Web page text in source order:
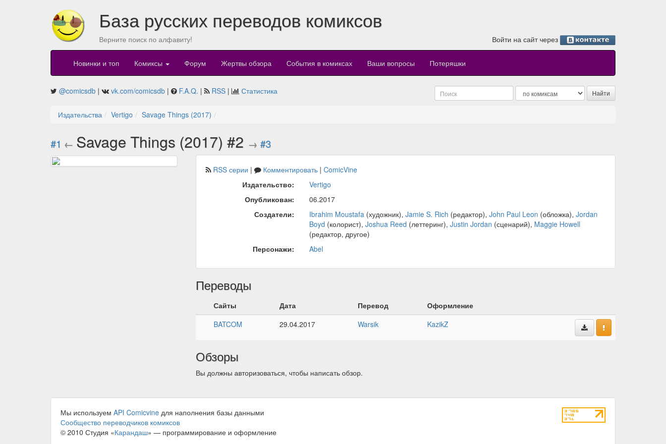
База русских переводов комиксов
Верните поиск по алфавиту! Войти на сайт через
Новинки и топ Комиксы Форум Жертвы обзора События в комиксах Ваши вопросы Потеряшки
@comicsdb | vk.com/comicsdb | F.A.Q. | RSS | Статистика
Издательства Vertigo Savage Things (2017)
#1 ← Savage Things (2017) #2 → #3
RSS серии | Комментировать| ComicVine
Издательство:
Vertigo
Опубликован:
06.2017
Создатели:
Ibrahim Moustafa(художник), Jamie S. Rich (редактор), John Paul Leon (обложка), Jordan
Boyd (колорист), Joshua Reed (леттеринг), Justin Jordan (сценарий), Maggie Howell
(редактор, другое)
Персонажи:
Abel
Переводы
Сайты Дата Перевод
Оформление
BATCOM
29.04.2017 Warsik KazikZ
Обзоры
Вы должны авторизоваться, чтобы написать обзор.
Мы используем API Comicvine для наполнения базы данными
Сообщество переводчиков комиксов
© 2010 Студия «Карандаш» — программирование и оформление